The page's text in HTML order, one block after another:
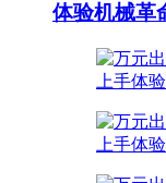
体验机械革